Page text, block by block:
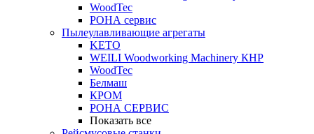
WoodTec
РОНА сервис
Пылеулавливающие агрегаты
KETO
WEILI Woodworking Machinery КНР
WoodTec
Белмаш
КРОМ
РОНА СЕРВИС
Показать все